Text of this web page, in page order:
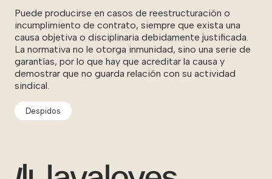
Puede producirse en casos de reestructuración o
incumplimiento de contrato, siempre que exista una
causa objetiva o disciplinaria debidamente justificada.
La normativa no le otorga inmunidad, sino una serie de
garantías, por lo que hay que acreditar la causa y
demostrar que no guarda relación con su actividad
sindical.
Despidos